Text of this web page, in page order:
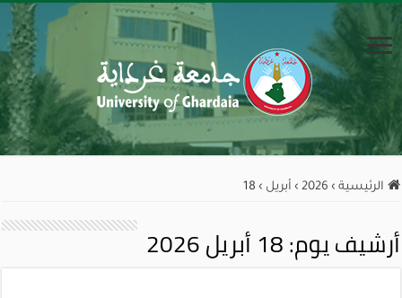
الرئيسية ›
2026
› أبريل ›
18
أرشيف يوم:18 أبريل 2026